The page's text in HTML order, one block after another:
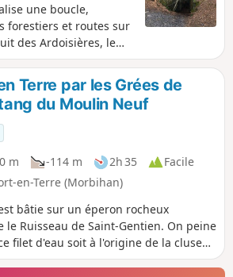
une boucle,
forestiers et routes sur
des Ardoisières, le
passant par la
Terre par les Grées de
du Moulin Neuf
m -114 m 2h 35
Facile
en-Terre (Morbihan)
bâtie sur un éperon rocheux
Ruisseau de Saint-Gentien. On peine
filet d'eau soit à l'origine de la cluse
la cité, mais c'est bien lui qui